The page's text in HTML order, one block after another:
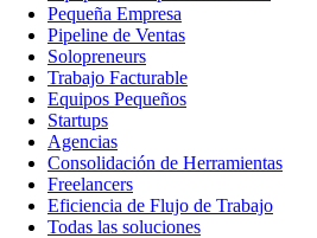
Pequeña Empresa
Pipeline de Ventas
Solopreneurs
Trabajo Facturable
Equipos Pequeños
Startups
Agencias
Consolidación de Herramientas
Freelancers
Eficiencia de Flujo de Trabajo
Todas las soluciones